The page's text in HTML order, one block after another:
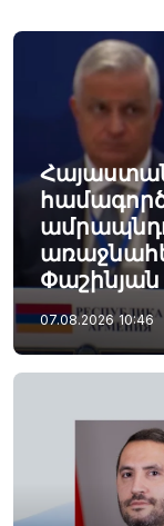
Փաշինյան
07.08.2026 10:46